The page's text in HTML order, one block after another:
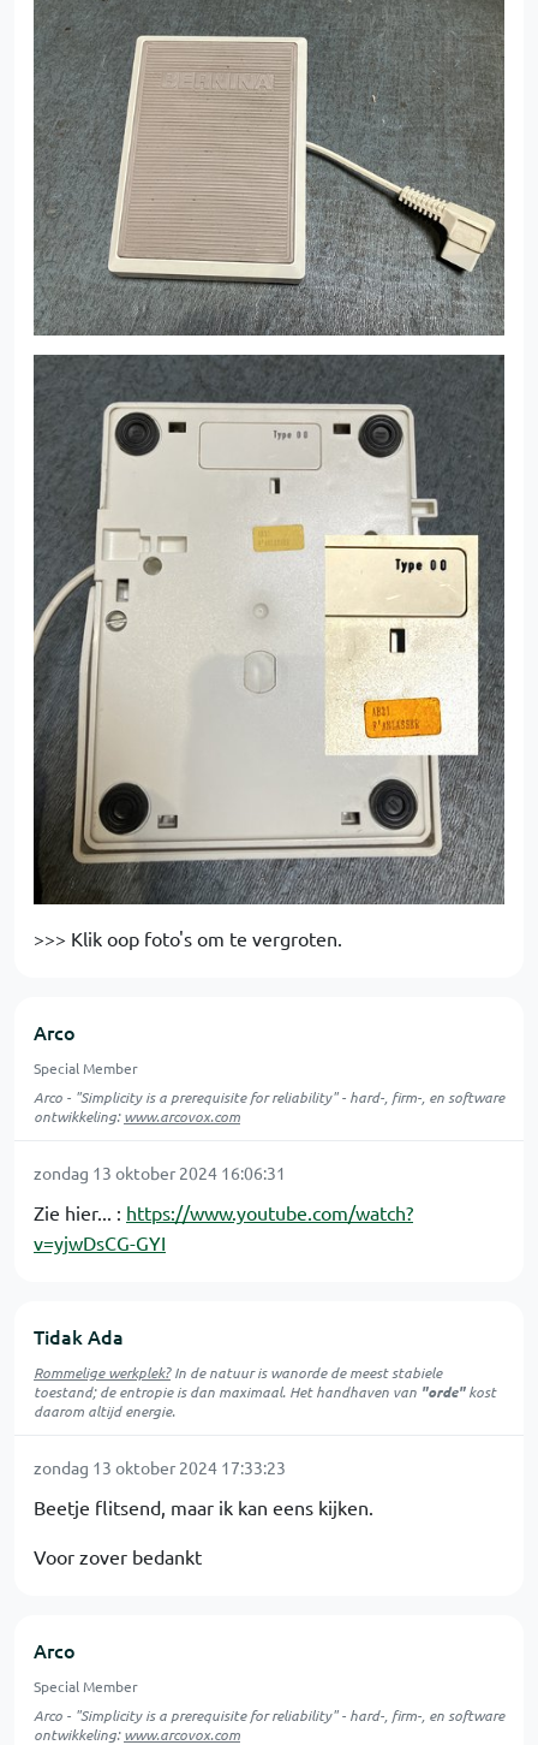
>>> Klik oop foto's om te vergroten.
Arco
Special Member
Arco - "Simplicity is a prerequisite for reliability" - hard-, firm-, en software
ontwikkeling:www.arcovox.com
zondag 13 oktober 2024 16:06:31
Zie hier... : https://www.youtube.com/watch?
v=yjwDsCG-GYI
Tidak Ada
Rommelige werkplek?In de natuur iswanordede meest stabiele
toestand; de entropie is dan maximaal. Het handhaven van "orde"kost
daarom altijd energie.
zondag 13 oktober 2024 17:33:23
Beetje flitsend, maar ik kan eens kijken.
Voor zover bedankt
Arco
Special Member
Arco - "Simplicity is a prerequisite for reliability" - hard-, firm-, en software
ontwikkeling:www.arcovox.com